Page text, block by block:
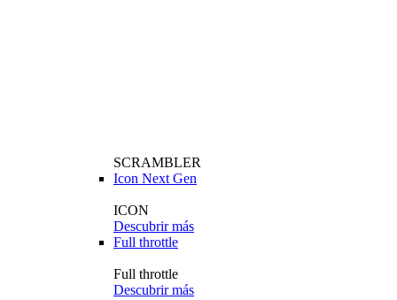
SCRAMBLER
Icon Next Gen
ICON
Descubrir más
Full throttle
Full throttle
Descubrir más